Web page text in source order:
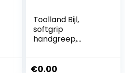
Toolland Bijl,
softgrip
handgreep,
€0.00